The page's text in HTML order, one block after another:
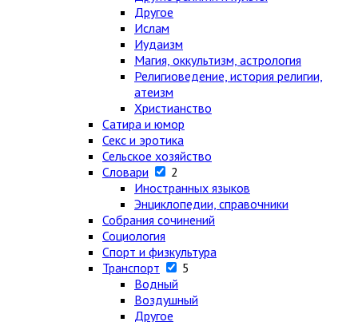
Другое
Ислам
Иудаизм
Магия, оккультизм, астрология
Религиоведение, история религии,
атеизм
Христианство
Сатира и юмор
Секс и эротика
Сельское хозяйство
Словари
2
Иностранных языков
Энциклопедии, справочники
Собрания сочинений
Социология
Спорт и физкультура
Транспорт
5
Водный
Воздушный
Другое